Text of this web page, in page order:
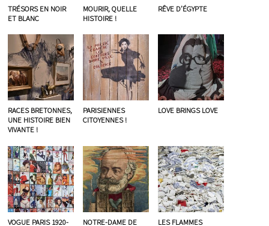
TRÉSORS EN NOIR
ET BLANC
MOURIR, QUELLE
HISTOIRE !
RÊVE D’ÉGYPTE
RACES BRETONNES,
UNE HISTOIRE BIEN
VIVANTE !
PARISIENNES
CITOYENNES !
LOVE BRINGS LOVE
VOGUE PARIS 1920-
NOTRE-DAME DE
LES FLAMMES